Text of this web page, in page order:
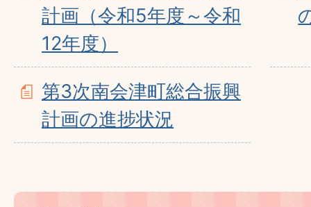
計画（令和5年度～令和
12年度）
第3次南会津町総合振興
計画の進捗状況